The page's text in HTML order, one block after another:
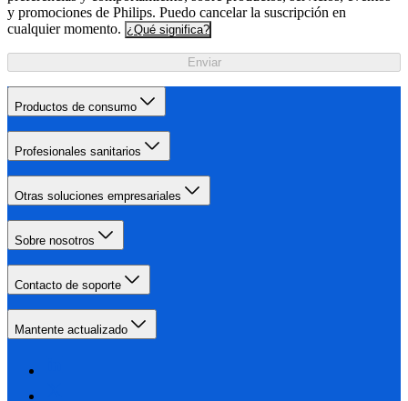
y promociones de Philips. Puedo cancelar la suscripción en
cualquier momento. ¿Qué significa?
Enviar
Productos de consumo
Profesionales sanitarios
Otras soluciones empresariales
Sobre nosotros
Contacto de soporte
Mantente actualizado